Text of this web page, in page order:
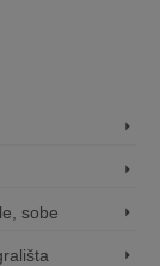
sobe